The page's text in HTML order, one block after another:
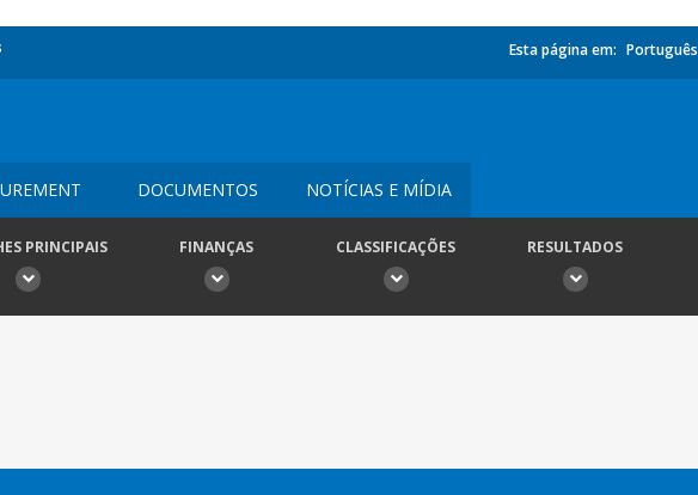
Esta página em: Português
DOCUMENTOS NOTÍCIAS E MÍDIA
PRINCIPAIS FINANÇAS CLASSIFICAÇÕES RESULTADOS